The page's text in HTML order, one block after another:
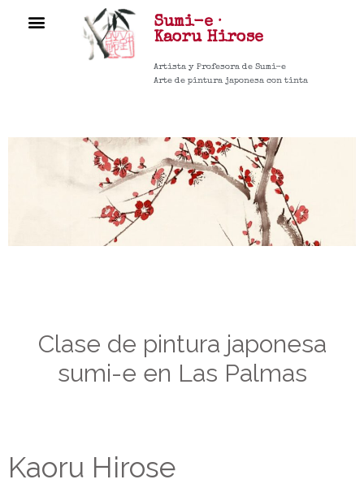
Sumi-e ·
Kaoru Hirose
Artista y Profesora de Sumi-e
Arte de pintura japonesa con tinta
Clase de pintura japonesa
sumi-e en Las Palmas
Kaoru Hirose